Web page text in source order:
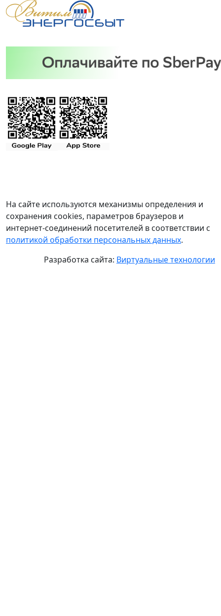
На сайте используются механизмы определения и
сохранения cookies, параметров браузеров и
интернет-соединений посетителей в соответствии с
политикой обработки персональных данных.
Разработка сайта: Виртуальные технологии